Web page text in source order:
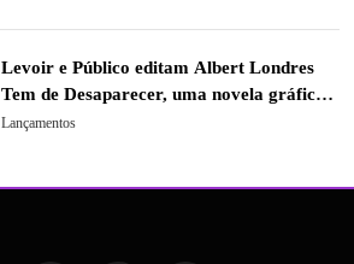
Levoir e Público editam Albert Londres
Tem de Desaparecer, uma novela gráfica
sobre o último caso do pioneiro do
Lançamentos